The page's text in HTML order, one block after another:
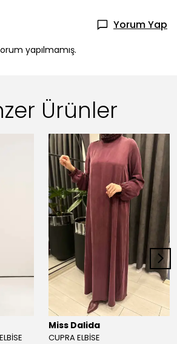
Yorum Yap
yapılmamış.
Ürünler
Miss Dalida
CUPRA ELBİSE